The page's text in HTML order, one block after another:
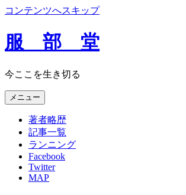
コンテンツへスキップ
服 部 堂
今ここを生き切る
メニュー
著者略歴
記事一覧
ランニング
Facebook
Twitter
MAP